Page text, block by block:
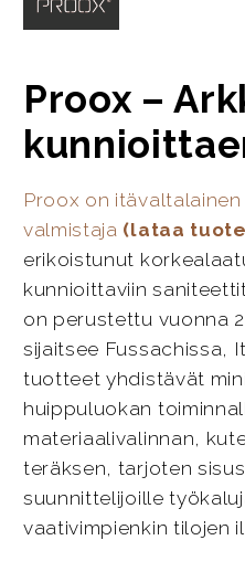
Proox –
Proox on
valmistaja (lataa
erikoistunut
kunnioittaviin
on perustettu vuonna
sijaitsee Fussachissa,
tuotteet yhdistävät
huippuluokan
materiaalivalinnan,
teräksen, tarjoten
suunnittelijoille
vaativimpienkin tilojen